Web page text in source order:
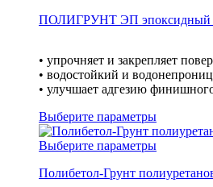
ПОЛИГРУНТ ЭП эпоксидный
• упрочняет и закрепляет
• водостойкий и
• улучшает адгезию
Выберите параметры
Выберите параметры
Полибетол-Грунт